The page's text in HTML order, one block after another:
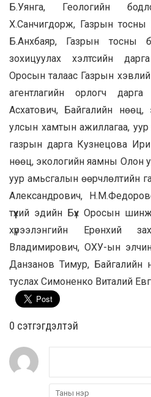
Б.Уянга, Геологийн
Х.Санчигдорж, Газрын
Б.Анхбаяр, Газрын тосны
зохицуулах хэлтсийн
Оросын талаас Газрын
агентлагийн орлогч
Асхатович, Байгалийн
улсын хамтын ажиллагаа,
газрын дарга Кузнецова
нөөц, экологийн яамны Олон
уур амьсгалын өөрчлөлтийн
Александрович,
түүхий эдийн Бүх Оросын
хүрээлэнгийн Ерөнхий
Владимирович, ОХУ-ын
Данзанов Тимур, Байгалийн
туслах Симоненко Виталий
0 cэтгэгдэлтэй